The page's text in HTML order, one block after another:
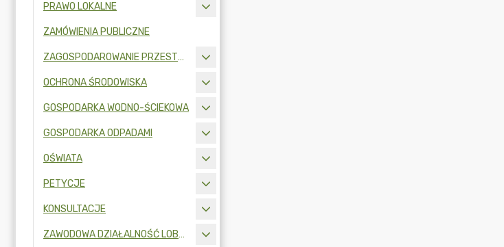
PRAWO LOKALNE
ZAMÓWIENIA PUBLICZNE
ZAGOSPODAROWANIE PRZESTRZENNE
OCHRONA ŚRODOWISKA
GOSPODARKA WODNO-ŚCIEKOWA
GOSPODARKA ODPADAMI
OŚWIATA
PETYCJE
KONSULTACJE
ZAWODOWA DZIAŁALNOŚĆ LOBBINGOWA